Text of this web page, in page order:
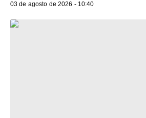
03 de agosto de 2026 - 10:40